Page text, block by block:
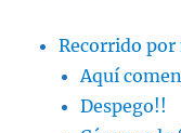
Recorrido
Aquí
Despego!!